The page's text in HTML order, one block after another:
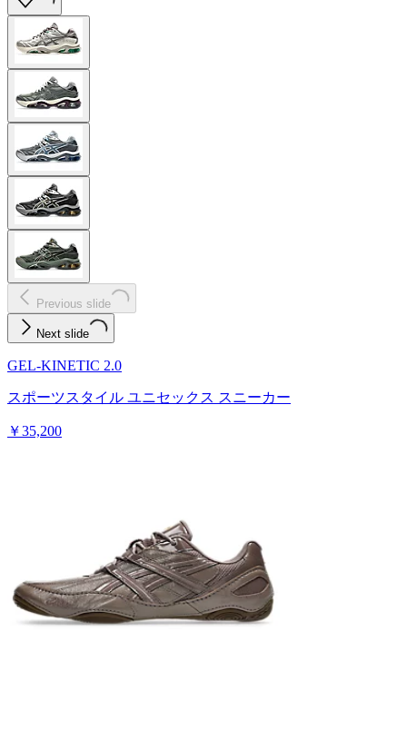
Previous slide
Next slide
GEL-KINETIC 2.0
スポーツスタイル ユニセックス スニーカー
￥35,200